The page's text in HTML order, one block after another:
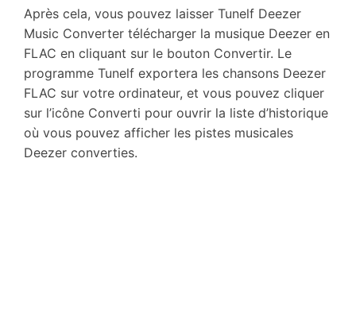
Après cela, vous pouvez laisser Tunelf Deezer
Music Converter télécharger la musique Deezer en
FLAC en cliquant sur le bouton Convertir. Le
programme Tunelf exportera les chansons Deezer
FLAC sur votre ordinateur, et vous pouvez cliquer
sur l’icône Converti pour ouvrir la liste d’historique
où vous pouvez afficher les pistes musicales
Deezer converties.